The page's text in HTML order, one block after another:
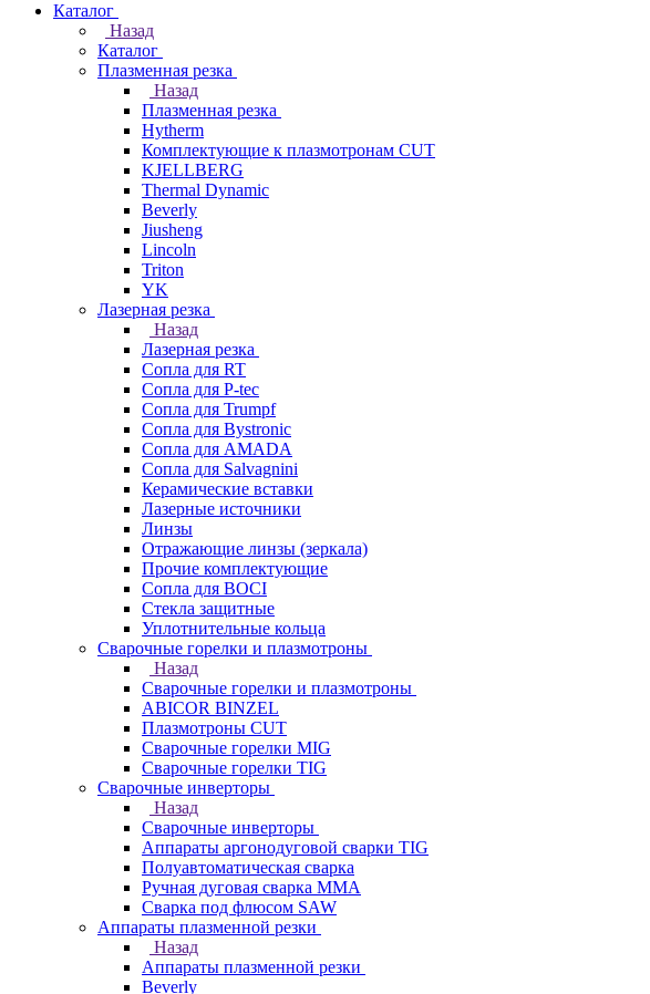
Каталог
Назад
Каталог
Плазменная резка
Назад
Плазменная резка
Hytherm
Комплектующие к плазмотронам CUT
KJELLBERG
Thermal Dynamic
Beverly
Jiusheng
Lincoln
Triton
YK
Лазерная резка
Назад
Лазерная резка
Сопла для RT
Сопла для P-tec
Сопла для Trumpf
Сопла для Bystronic
Сопла для AMADA
Сопла для Salvagnini
Керамические вставки
Лазерные источники
Линзы
Отражающие линзы (зеркала)
Прочие комплектующие
Сопла для BOCI
Стекла защитные
Уплотнительные кольца
Сварочные горелки и плазмотроны
Назад
Сварочные горелки и плазмотроны
ABICOR BINZEL
Плазмотроны CUT
Сварочные горелки MIG
Сварочные горелки TIG
Сварочные инверторы
Назад
Сварочные инверторы
Аппараты аргонодуговой сварки TIG
Полуавтоматическая сварка
Ручная дуговая сварка MMA
Сварка под флюсом SAW
Аппараты плазменной резки
Назад
Аппараты плазменной резки
Beverly